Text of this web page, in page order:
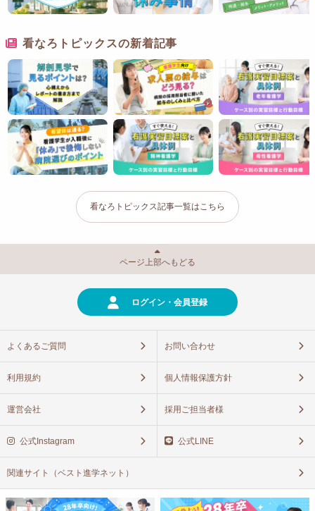
看なろトピックスの新着記事
看なろトピックス記事一覧はこちら
ページ上部へもどる
ログイン・会員登録
よくあるご質問 お問い合わせ
利用規約 個人情報保護方針
運営会社 採用ご担当者様
公式Instagram 公式LINE
関連サイト（ベスト進学ネット）